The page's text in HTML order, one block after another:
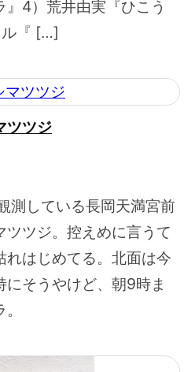
4）荒井由実『ひこう
ル『 […]
ツツジ
測している長岡天満宮前
ツジ。控えめに言うて
れはじめてる。北面は今
そうやけど、朝9時ま